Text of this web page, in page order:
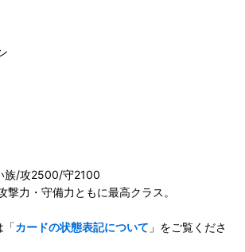
族/攻2500/守2100
撃力・守備力ともに最高クラス。
「カードの状態表記について 」をご覧くださ